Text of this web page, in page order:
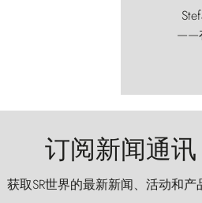
——
订阅新闻通讯
获取SR世界的最新新闻、活动和产